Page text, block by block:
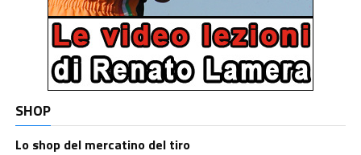
SHOP
Lo shop del mercatino del tiro